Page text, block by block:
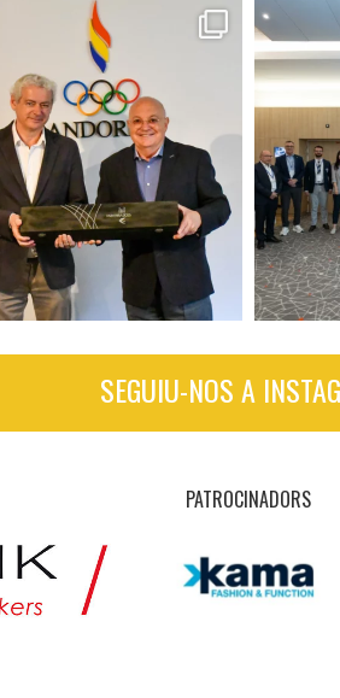
SEGUIU-NOS A
PATROCINADORS